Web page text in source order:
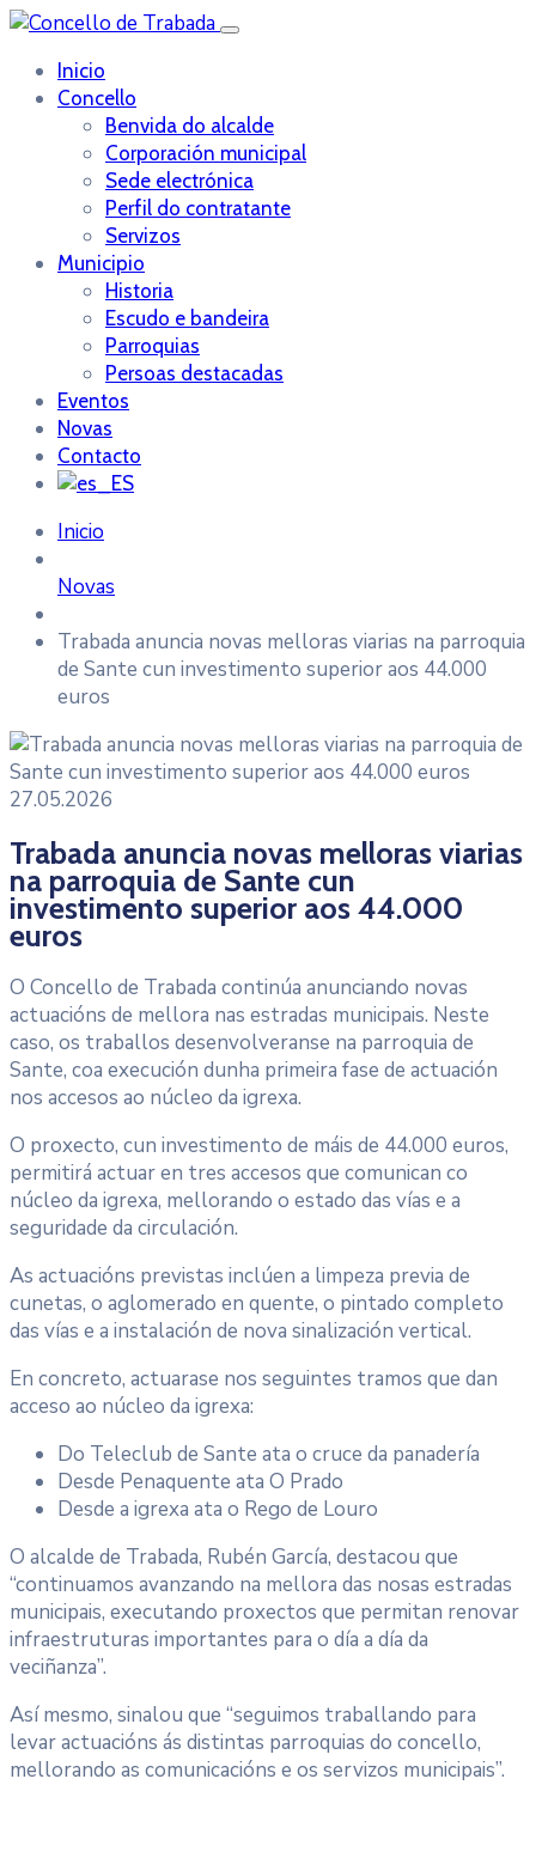
Inicio
Concello
Benvida do alcalde
Corporación municipal
Sede electrónica
Perfil do contratante
Servizos
Municipio
Historia
Escudo e bandeira
Parroquias
Persoas destacadas
Eventos
Novas
Contacto
Inicio
Novas
Trabada anuncia novas melloras viarias na parroquia
de Sante cun investimento superior aos 44.000
euros
27.05.2026
Trabada anuncia novas melloras viarias
na parroquia de Sante cun
investimento superior aos 44.000
euros
O Concello de Trabada continúa anunciando novas
actuacións de mellora nas estradas municipais. Neste
caso, os traballos desenvolveranse na parroquia de
Sante, coa execución dunha primeira fase de actuación
nos accesos ao núcleo da igrexa.
O proxecto, cun investimento de máis de 44.000 euros,
permitirá actuar en tres accesos que comunican co
núcleo da igrexa, mellorando o estado das vías e a
seguridade da circulación.
As actuacións previstas inclúen a limpeza previa de
cunetas, o aglomerado en quente, o pintado completo
das vías e a instalación de nova sinalización vertical.
En concreto, actuarase nos seguintes tramos que dan
acceso ao núcleo da igrexa:
Do Teleclub de Sante ata o cruce da panadería
Desde Penaquente ata O Prado
Desde a igrexa ata o Rego de Louro
O alcalde de Trabada, Rubén García, destacou que
“continuamos avanzando na mellora das nosas estradas
municipais, executando proxectos que permitan renovar
infraestruturas importantes para o día a día da
veciñanza”.
Así mesmo, sinalou que “seguimos traballando para
levar actuacións ás distintas parroquias do concello,
mellorando as comunicacións e os servizos municipais”.